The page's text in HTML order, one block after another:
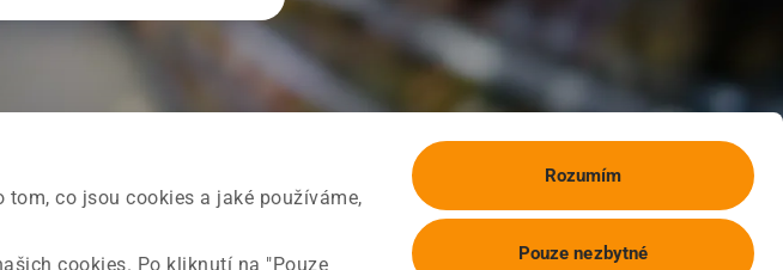
co jsou cookies a jaké používáme,
cookies. Po kliknutí na "Pouze
Rozumím
Pouze nezbytné